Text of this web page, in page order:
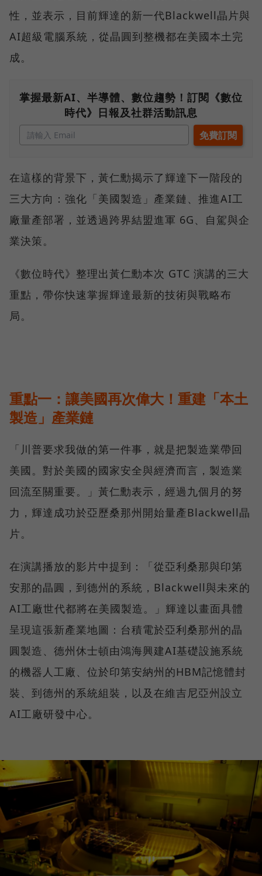
性，並表示，目前輝達的新一代Blackwell晶片與
AI超級電腦系統，從晶圓到整機都在美國本土完
成。
掌握最新AI、半導體、數位趨勢！訂閱《數位
時代》日報及社群活動訊息
在這樣的背景下，黃仁勳揭示了輝達下一階段的
三大方向：強化「美國製造」產業鏈、推進AI工
廠量產部署，並透過跨界結盟進軍 6G、自駕與企
業決策。
《數位時代》整理出黃仁勳本次 GTC 演講的三大
重點，帶你快速掌握輝達最新的技術與戰略布
局。
重點一：讓美國再次偉大！重建「本土
製造」產業鏈
「川普要求我做的第一件事，就是把製造業帶回
美國。對於美國的國家安全與經濟而言，製造業
回流至關重要。」黃仁勳表示，經過九個月的努
力，輝達成功於亞歷桑那州開始量產Blackwell晶
片。
在演講播放的影片中提到：「從亞利桑那與印第
安那的晶圓，到德州的系統，Blackwell與未來的
AI工廠世代都將在美國製造。」輝達以畫面具體
呈現這張新產業地圖：台積電於亞利桑那州的晶
圓製造、德州休士頓由鴻海興建AI基礎設施系統
的機器人工廠、位於印第安納州的HBM記憶體封
裝、到德州的系統組裝，以及在維吉尼亞州設立
AI工廠研發中心。